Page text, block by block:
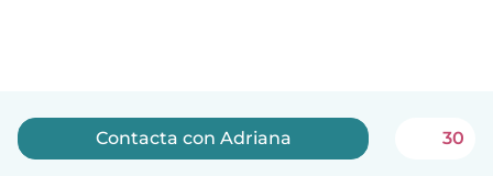
Contacta con Adriana 30